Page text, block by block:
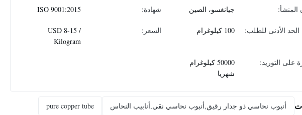
المنشأ: جيانغسو، الصين شهادة: ISO 9001:2015
الحد الأدنى للطلب: 100 كيلوغرام السعر:
USD 8-15 /
Kilogram
على التوريد:
50000 كيلوغرام
شهريا
أنبوب نحاسي ذو جدار رقيق,أنبوب نحاسي نقي,أنابيب النحاس
pure copper tube